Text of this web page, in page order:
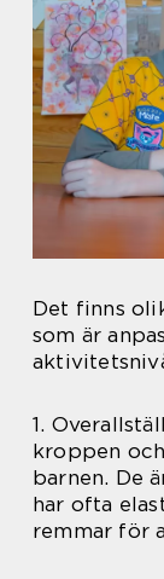
Det finns
som är
1.
kroppen
barnen. De
har ofta
remmar för